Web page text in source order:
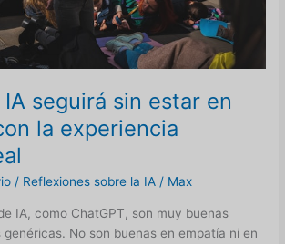
seguirá sin estar en
la experiencia
/ Reflexiones sobre la IA / Max
IA, como ChatGPT, son muy buenas
No son buenas en empatía ni en